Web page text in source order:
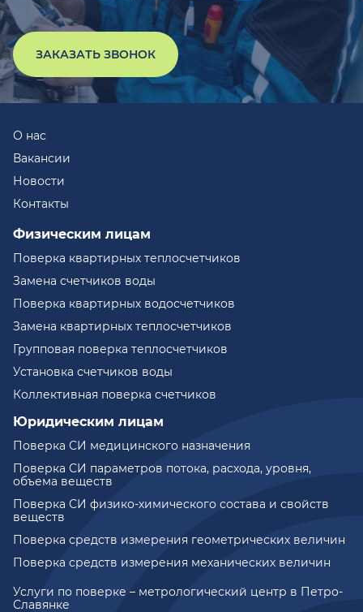
ЗАКАЗАТЬ ЗВОНОК
Услуги по поверке – метрологический центр в Петро-
Славянке
О нас
Вакансии
Новости
Контакты
Физическим лицам
Поверка квартирных теплосчетчиков
Замена счетчиков воды
Поверка квартирных водосчетчиков
Замена квартирных теплосчетчиков
Групповая поверка теплосчетчиков
Установка счетчиков воды
Коллективная поверка счетчиков
Юридическим лицам
Поверка СИ медицинского назначения
Поверка СИ параметров потока, расхода, уровня,
объема веществ
Поверка СИ физико-химического состава и свойств
веществ
Поверка средств измерения геометрических величин
Поверка средств измерения механических величин